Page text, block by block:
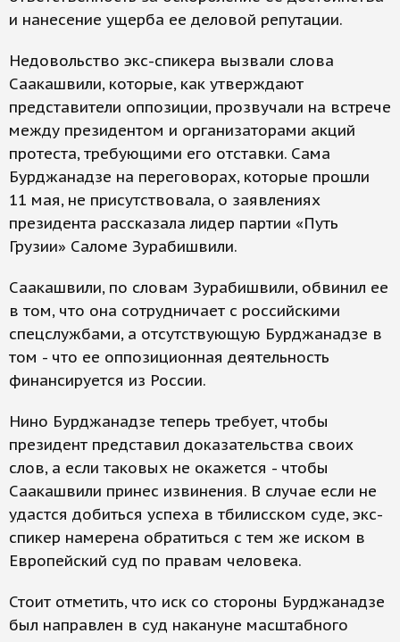
и нанесение ущерба ее деловой репутации.
Недовольство экс-спикера вызвали слова
Саакашвили, которые, как утверждают
представители оппозиции, прозвучали на встрече
между президентом и организаторами акций
протеста, требующими его отставки. Сама
Бурджанадзе на переговорах, которые прошли
11 мая, не присутствовала, о заявлениях
президента рассказала лидер партии «Путь
Грузии» Саломе Зурабишвили.
Саакашвили, по словам Зурабишвили, обвинил ее
в том, что она сотрудничает с российскими
спецслужбами, а отсутствующую Бурджанадзе в
том - что ее оппозиционная деятельность
финансируется из России.
Нино Бурджанадзе теперь требует, чтобы
президент представил доказательства своих
слов, а если таковых не окажется - чтобы
Саакашвили принес извинения. В случае если не
удастся добиться успеха в тбилисском суде, экс-
спикер намерена обратиться с тем же иском в
Европейский суд по правам человека.
Стоит отметить, что иск со стороны Бурджанадзе
был направлен в суд накануне масштабного